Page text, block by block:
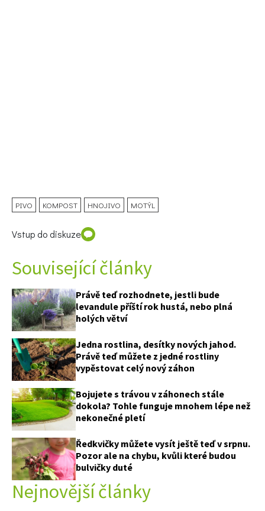
Objednat >
PIVO KOMPOST HNOJIVO MOTÝL
Vstup do diskuze
Související články
Právě teď rozhodnete, jestli bude
levandule příští rok hustá, nebo plná
holých větví
Jedna rostlina, desítky nových jahod.
Právě teď můžete z jedné rostliny
vypěstovat celý nový záhon
Bojujete s trávou v záhonech stále
dokola? Tohle funguje mnohem lépe než
nekonečné pletí
Ředkvičky můžete vysít ještě teď v srpnu.
Pozor ale na chybu, kvůli které budou
bulvičky duté
Nejnovější články